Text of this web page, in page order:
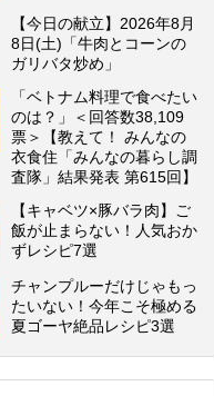
【今日の献立】2026年8月
8日(土)「牛肉とコーンの
ガリバタ炒め」
「ベトナム料理で食べたい
のは？」＜回答数38,109
票＞【教えて！ みんなの
衣食住「みんなの暮らし調
査隊」結果発表 第615回】
【キャベツ×豚バラ肉】ご
飯が止まらない！人気おか
ずレシピ7選
チャンプルーだけじゃもっ
たいない！今年こそ極める
夏ゴーヤ絶品レシピ3選